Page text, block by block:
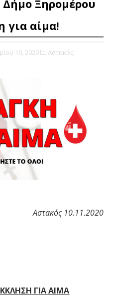
Δήμο Ξηρομέρου
για αίμα!
10, 2020 Αστακός,
Αστακός 10.11.2020
ΓΙΑ ΑΙΜΑ